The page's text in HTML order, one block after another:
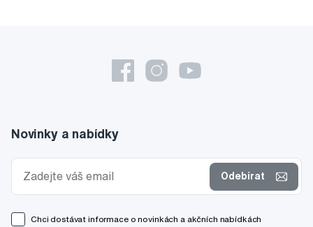
Novinky a nabídky
Odebírat
Chci dostávat informace o novinkách a akčních nabídkách